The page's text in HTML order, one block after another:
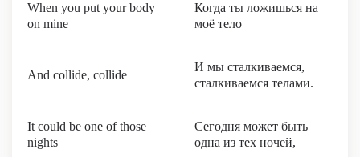
When you put your body
on mine
Когда ты ложишься на
моё тело
And collide, collide
И мы сталкиваемся,
сталкиваемся телами.
It could be one of those
nights
Сегодня может быть
одна из тех ночей,